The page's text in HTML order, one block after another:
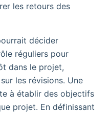
les retours des
décider
réguliers pour
dans le projet,
les révisions. Une
à établir des objectifs
projet. En définissant